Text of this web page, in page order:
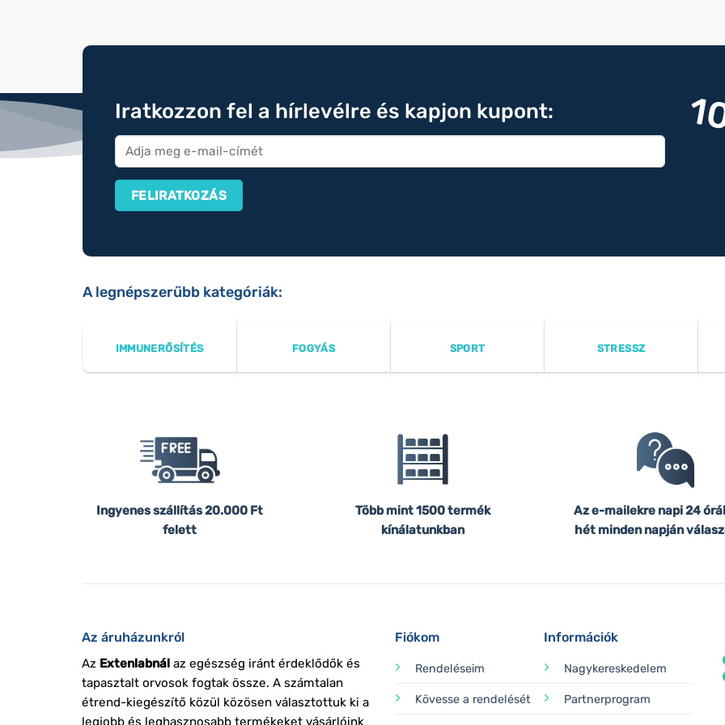
Iratkozzon fel a hírlevélre és kapjon kupont:
A legnépszerűbb kategóriák:
IMMUNERŐSÍTÉS FOGYÁS SPORT STRESSZ
Ingyenes szállítás20.000 Ft
felett
Több mint 1500 termék
kínálatunkban
Az e-mailekre napi 24
hét minden napján
Az áruházunkról
Az Extenlabnálaz egészség iránt érdeklődők és
tapasztalt orvosok fogtak össze. A számtalan
étrend-kiegészítő közül közösen választottuk ki a
legjobb és leghasznosabb termékeket vásárlóink
Fiókom
Rendeléseim
Kövesse a rendelését
Információk
Nagykereskedelem
Partnerprogram